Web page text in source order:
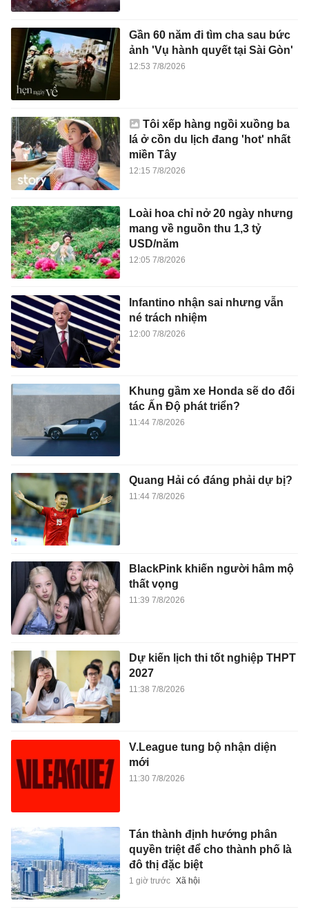
Gần 60 năm đi tìm cha sau bức
ảnh 'Vụ hành quyết tại Sài Gòn'
12:53 7/8/2026
Tôi xếp hàng ngồi xuồng ba
lá ở cồn du lịch đang 'hot' nhất
miền Tây
12:15 7/8/2026
Loài hoa chỉ nở 20 ngày nhưng
mang về nguồn thu 1,3 tỷ
USD/năm
12:05 7/8/2026
Infantino nhận sai nhưng vẫn
né trách nhiệm
12:00 7/8/2026
Khung gầm xe Honda sẽ do đối
tác Ấn Độ phát triển?
11:44 7/8/2026
Quang Hải có đáng phải dự bị?
11:44 7/8/2026
BlackPink khiến người hâm mộ
thất vọng
11:39 7/8/2026
Dự kiến lịch thi tốt nghiệp THPT
2027
11:38 7/8/2026
V.League tung bộ nhận diện
mới
11:30 7/8/2026
Tán thành định hướng phân
quyền triệt để cho thành phố là
đô thị đặc biệt
1 giờ trước Xã hội